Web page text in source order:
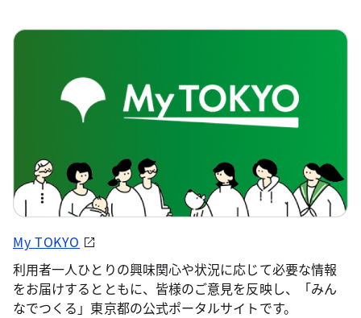
My TOKYO
利用者一人ひとりの興味関心や状況に応じて必要な情報
をお届けするとともに、皆様のご意見を反映し、「みん
なでつくる」東京都の公式ポータルサイトです。